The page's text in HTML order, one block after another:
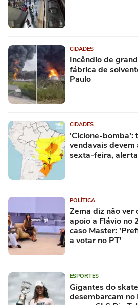
CIDADES
Incêndio de
fábrica de
Paulo
CIDADES
'Ciclone-bomba':
vendavais
sexta-feira,
POLÍTICA
Zema diz não ver
apoio a Flávio no
caso Master:
a votar no PT'
ESPORTES
Gigantes do
desembarcam no